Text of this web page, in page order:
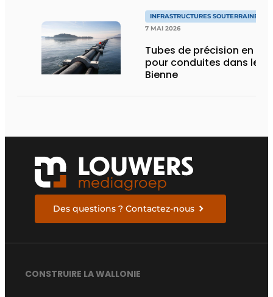
INFRASTRUCTURES SOUTERRAINES
7 MAI 2026
Tubes de précision en PE
pour conduites dans le
Bienne
Des questions ? Contactez-nous
CONSTRUIRE LA WALLONIE